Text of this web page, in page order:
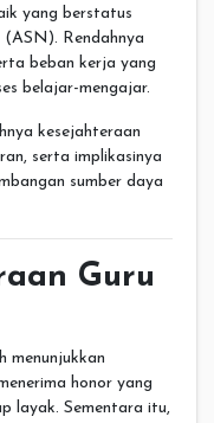
yang berstatus
Rendahnya
beban kerja yang
belajar-mengajar.
kesejahteraan
serta implikasinya
sumber daya
Guru
menunjukkan
honor yang
layak. Sementara itu,